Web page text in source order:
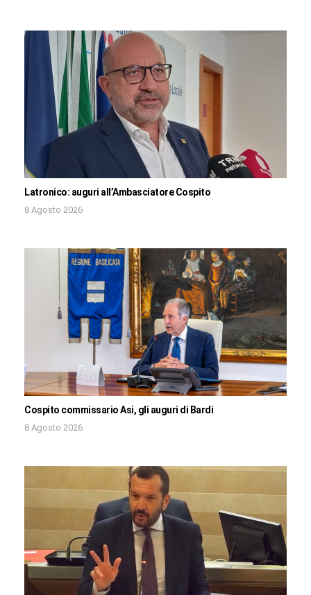
Latronico: auguri all’Ambasciatore Cospito
8 Agosto 2026
Cospito commissario Asi, gli auguri di Bardi
8 Agosto 2026